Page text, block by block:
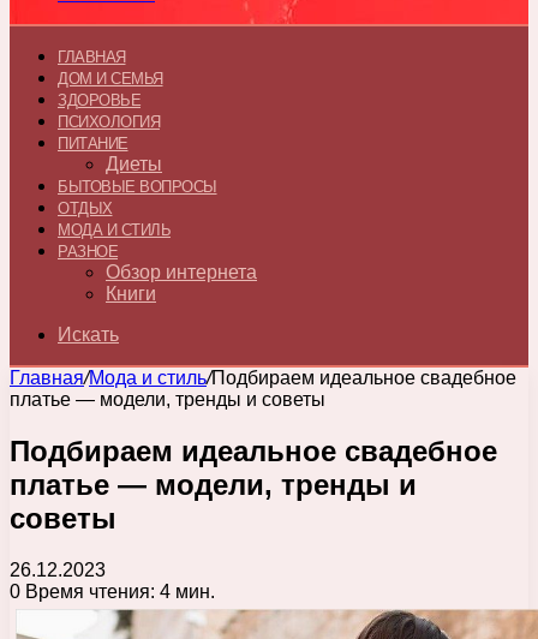
ГЛАВНАЯ
ДОМ И СЕМЬЯ
ЗДОРОВЬЕ
ПСИХОЛОГИЯ
ПИТАНИЕ
Диеты
БЫТОВЫЕ ВОПРОСЫ
ОТДЫХ
МОДА И СТИЛЬ
РАЗНОЕ
Обзор интернета
Книги
Искать
Главная/Мода и стиль/Подбираем идеальное свадебное
платье — модели, тренды и советы
Подбираем идеальное свадебное
платье — модели, тренды и
советы
26.12.2023
0 Время чтения: 4 мин.